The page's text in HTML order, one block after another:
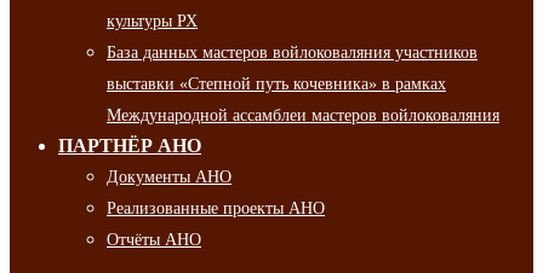
культуры РХ
База данных мастеров войлоковаляния участников
выставки «Степной путь кочевника» в рамках
Международной ассамблеи мастеров войлоковаляния
ПАРТНЁР АНО
Документы АНО
Реализованные проекты АНО
Отчёты АНО